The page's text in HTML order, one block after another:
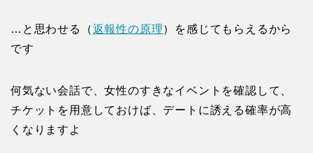
…と思わせる（返報性の原理）を感じてもらえるから
です
何気ない会話で、女性のすきなイベントを確認して、
チケットを用意しておけば、デートに誘える確率が高
くなりますよ